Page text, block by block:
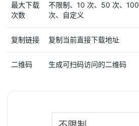
最大下载
次数
不限制、10 次、50 次、100
次、自定义
复制链接 复制当前直接下载地址
二维码 生成可扫码访问的二维码